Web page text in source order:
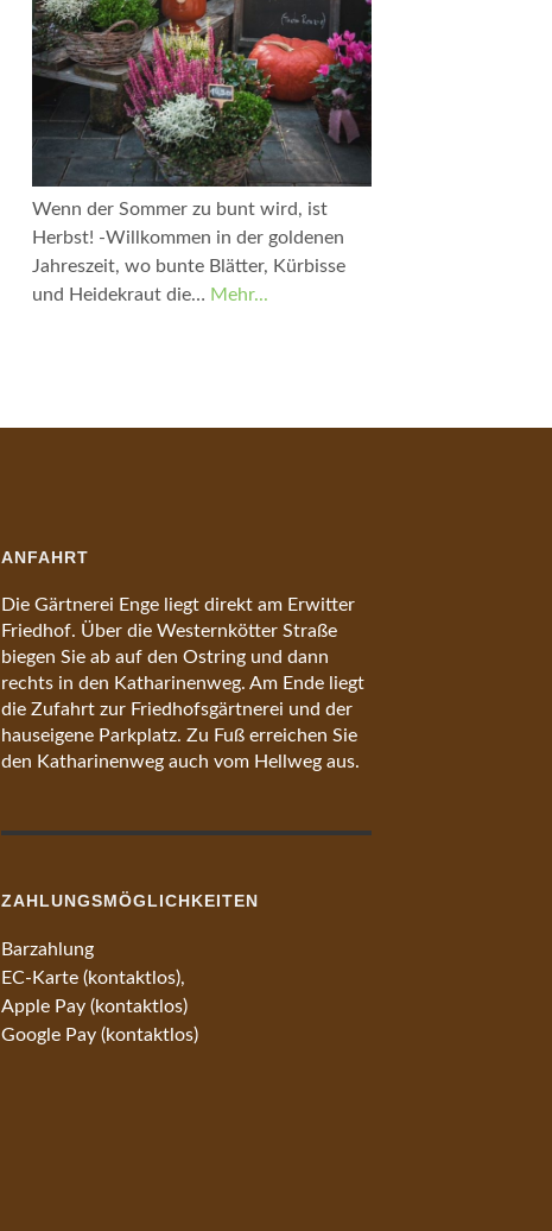
Wenn der Sommer zu bunt wird, ist
Herbst! -Willkommen in der goldenen
Jahreszeit, wo bunte Blätter, Kürbisse
und Heidekraut die… Mehr...
ANFAHRT
Die Gärtnerei Enge liegt direkt am Erwitter
Friedhof. Über die Westernkötter Straße
biegen Sie ab auf den Ostring und dann
rechts in den Katharinenweg. Am Ende liegt
die Zufahrt zur Friedhofsgärtnerei und der
hauseigene Parkplatz. Zu Fuß erreichen Sie
den Katharinenweg auch vom Hellweg aus.
ZAHLUNGSMÖGLICHKEITEN
Barzahlung
EC-Karte (kontaktlos),
Apple Pay (kontaktlos)
Google Pay (kontaktlos)